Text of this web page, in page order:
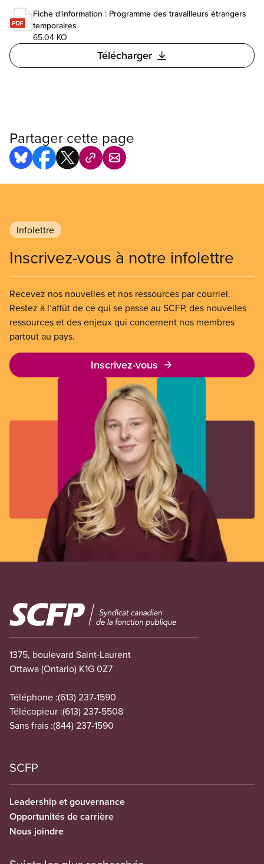
Fiche d'information : Programme des travailleurs étrangers
temporaires
65.04 KO
Télécharger
Partager cette page
Infolettre
Inscrivez-vous à notre infolettre
Recevez nos nouvelles et nos ressources par courriel.
Restez à l’affût de ce qui se passe au SCFP, des nouvelles
ressources et des enjeux qui concernent nos membres
partout au pays.
Inscrivez-vous
Image
1375, boulevard Saint-Laurent
Ottawa (Ontario) K1G 0Z7
Téléphone :(613) 237-1590
Télécopieur :(613) 237-5508
Sans frais :(844) 237-1590
SCFP
Leadership et gouvernance
Opportunités de carrière
Nous joindre